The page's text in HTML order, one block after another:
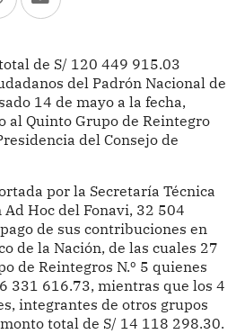
de S/ 120 449 915.03
del Padrón Nacional de
14 de mayo a la fecha,
al Quinto Grupo de Reintegro
del Consejo de
por la Secretaría Técnica
Hoc del Fonavi, 32 504
de sus contribuciones en
de la Nación, de las cuales 27
de Reintegros N.º 5 quienes
331 616.73, mientras que los 4
integrantes de otros grupos
total de S/ 14 118 298.30.